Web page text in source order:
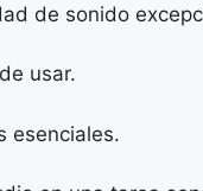
de sonido
usar.
esenciales.